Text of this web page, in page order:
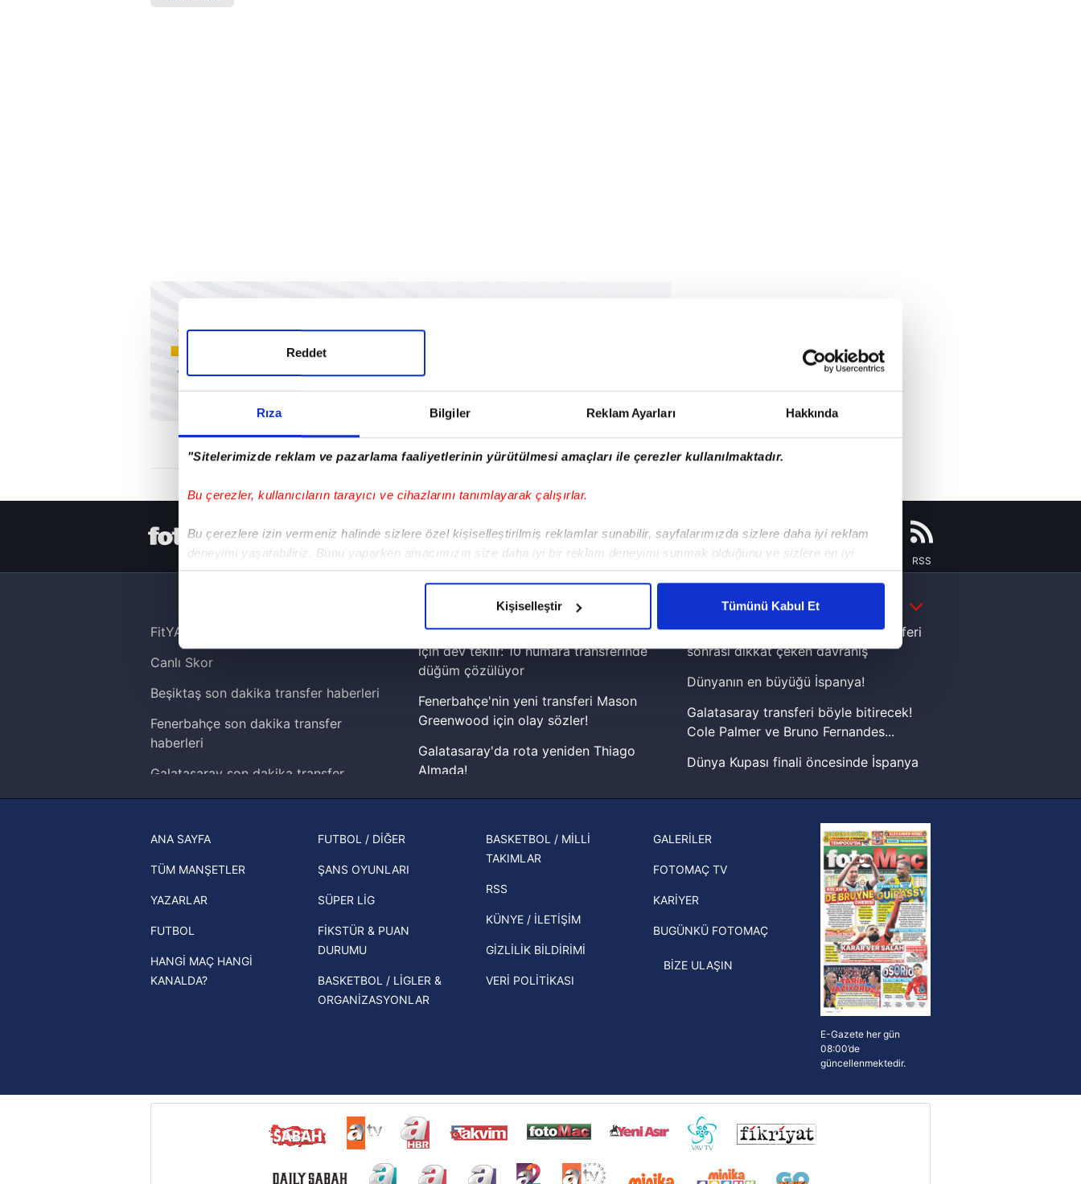
Rıza Bilgiler Reklam Ayarları Hakkında
"Sitelerimizde reklam ve pazarlama faaliyetlerinin yürütülmesi amaçları ile çerezler kullanılmaktadır.
Bu çerezler, kullanıcıların tarayıcı ve cihazlarını tanımlayarak çalışırlar.
Bu çerezlere izin vermeniz halinde sizlere özel kişiselleştirilmiş reklamlar sunabilir, sayfalarımızda sizlere daha iyi reklam
deneyimi yaşatabiliriz. Bunu yaparken amacımızın size daha iyi bir reklam deneyimi sunmak olduğunu ve sizlere en iyi
içerikleri sunabilmek adına elimizden gelen çabayı gösterdiğimizi ve bu noktada, reklamların maliyetlerimizi karşılamak
Her halükârda, kullanıcılar, bu çerezlere izin vermedikleri takdirde, kullanıcılara hedefli reklamlar gösterilmeyecektir."
Sizlere daha iyi bir hizmet sunabilmek için İnternet Sitemizde kendimize ve üçüncü kişilere ait çerezler kullanılmaktadır. Bu
çerezler vasıtasıyla çeşitli kişisel verileriniz işlenmekte olup gerekli olan çerezler bilgi toplumu hizmetlerinin sunulması
amacıyla kullanılmaktadır. Diğer çerezler, sitemizin daha işlevsel kılınması ve kişiselleştirilmesi ve sizlere yönelik
reklam/pazarlama faaliyetlerinin yapılması, amaçlarıyla sınırlı olarak açık rızanız dahilinde kullanılacaktır.
Çerezlere ilişkin tercihlerinizi aşağıda yer alan panel vasıtasıyla belirleyebilirsiniz. Çerezlere ilişkin detaylı bilgi için Ayarlar
6698 sayılı Kişisel Verilerin Korunması Kanunu uyarınca hazırlanmış Aydınlatma Metnimizi okumak ve sitemizde ilgili
mevzuata uygun olarak kullanılan çerezlerle ilgili bilgi almak için lütfentıklayınız
Reddet
Kişiselleştir Tümünü Kabul Et
HER YERDE!
RSS
DAHA FAZLA
FitYAŞA
Canlı Skor
Beşiktaş son dakika transfer haberleri
Fenerbahçe son dakika transfer
haberleri
Galatasaray son dakika transfer
haberleri
Trendyol Süper Lig haberleri
Ziraat Türkiye Kupası haberleri
UEFA Şampiyonlar Ligi haberleri
UEFA Avrupa Ligi haberleri
UEFA Konferans Ligi haberleri
Galatasaray'dan Dünya Kupası yıldızı
için dev teklif: 10 numara transferinde
düğüm çözülüyor
Fenerbahçe'nin yeni transferi Mason
Greenwood için olay sözler!
Galatasaray'da rota yeniden Thiago
Almada!
Fenerbahçe'nin Şampiyonlar Ligi'nde
Zabrze'yi elerlerse...
basından gündem olan manşetler!
Beşiktaş'ın UEFA Avrupa Ligi'nde 3. Ön
Lamine Yamal'dan Dünya Kupası zaferi
sonrası dikkat çeken davranış
Dünyanın en büyüğü İspanya!
Galatasaray transferi böyle bitirecek!
Cole Palmer ve Bruno Fernandes...
Dünya Kupası finali öncesinde İspanya
şampiyonluk yüzüğü verilecek
Hernan Crespo, Meksika Ligi
ekiplerinden Atlas'ın yeni teknik
direktörü oldu
ANA SAYFA
TÜM MANŞETLER
YAZARLAR
FUTBOL
HANGİ MAÇ HANGİ
KANALDA?
FUTBOL / DİĞER
ŞANS OYUNLARI
SÜPER LİG
FİKSTÜR & PUAN
DURUMU
BASKETBOL / LİGLER &
ORGANİZASYONLAR
BASKETBOL / MİLLİ
TAKIMLAR
RSS
KÜNYE / İLETİŞİM
GİZLİLİK BİLDİRİMİ
VERİ POLİTİKASI
GALERİLER
FOTOMAÇ TV
KARİYER
BUGÜNKÜ FOTOMAÇ
BİZE ULAŞIN
E-Gazete her gün
08:00’de
güncellenmektedir.